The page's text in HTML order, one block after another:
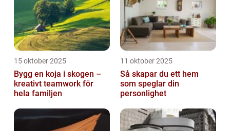
15 oktober 2025
Bygg en koja i skogen –
kreativt teamwork för
hela familjen
11 oktober 2025
Så skapar du ett hem
som speglar din
personlighet